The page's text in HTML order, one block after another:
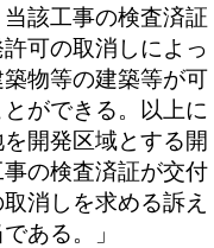
該工事の検査済証
可の取消しによっ
物等の建築等が可
ができる。以上に
開発区域とする開
の検査済証が交付
消しを求める訴え
ある。」